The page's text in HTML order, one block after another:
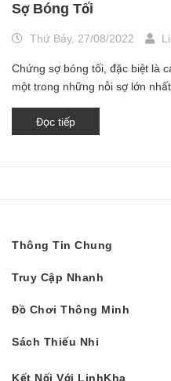
Sợ Bóng Tối
Thứ Bảy, 27/08/2022
Chứng sợ bóng tối, đặc biệt là
một trong những nỗi sợ lớn
Đọc tiếp
Thông Tin Chung
Truy Cập Nhanh
Đồ Chơi Thông Minh
Sách Thiếu Nhi
Kết Nối Với LinhKha